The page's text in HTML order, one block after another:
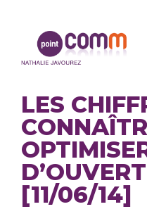
Point
LES
[11/06/14]